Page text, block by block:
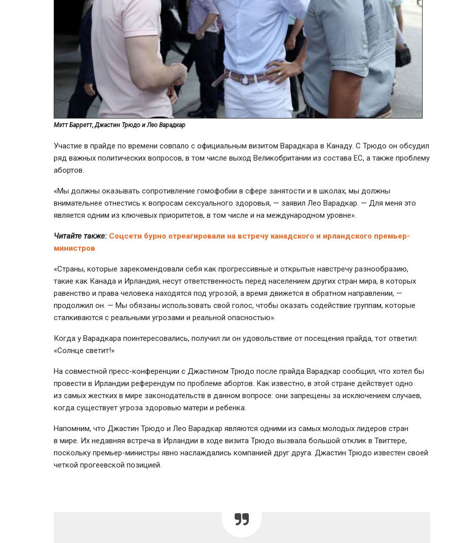
Мэтт Барретт, Джастин Трюдо и Лео Варадкар
Участие в прайде по времени совпало с официальным визитом Варадкара в Канаду. С Трюдо он обсудил
ряд важных политических вопросов, в том числе выход Великобритании из состава ЕС, а также проблему
абортов.
«Мы должны оказывать сопротивление гомофобии в сфере занятости и в школах, мы должны
внимательнее отнестись к вопросам сексуального здоровья, — заявил Лео Варадкар. — Для меня это
является одним из ключевых приоритетов, в том числе и на международном уровне».
Читайте также: Соцсети бурно отреагировали на встречу канадского и ирландского премьер-
министров
«Страны, которые зарекомендовали себя как прогрессивные и открытые навстречу разнообразию,
такие как Канада и Ирландия, несут ответственность перед населением других стран мира, в которых
равенство и права человека находятся под угрозой, а время движется в обратном направлении, —
продолжил он. — Мы обязаны использовать свой голос, чтобы оказать содействие группам, которые
сталкиваются с реальными угрозами и реальной опасностью».
Когда у Варадкара поинтересовались, получил ли он удовольствие от посещения прайда, тот ответил:
«Солнце светит!»
На совместной пресс-конференции с Джастином Трюдо после прайда Варадкар сообщил, что хотел бы
провести в Ирландии референдум по проблеме абортов. Как известно, в этой стране действует одно
из самых жестких в мире законодательств в данном вопросе: они запрещены за исключением случаев,
когда существует угроза здоровью матери и ребенка.
Напомним, что Джастин Трюдо и Лео Варадкар являются одними из самых молодых лидеров стран
в мире. Их недавняя встреча в Ирландии в ходе визита Трюдо вызвала большой отклик в Твиттере,
поскольку премьер-министры явно наслаждались компанией друг друга. Джастин Трюдо известен своей
четкой прогеевской позицией.